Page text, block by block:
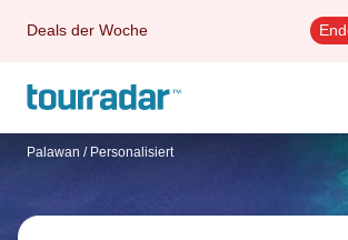
Deals der Woche
Palawan / Personalisiert